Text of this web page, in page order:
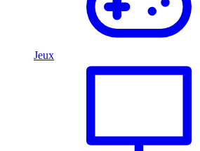
Jeux